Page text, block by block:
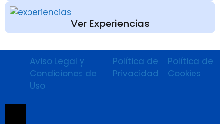
Ver Experiencias
Aviso Legal y
Condiciones de
Uso
Política de
Privacidad
Política de
Cookies